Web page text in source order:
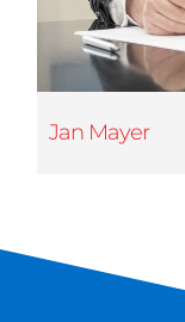
Jan Mayer